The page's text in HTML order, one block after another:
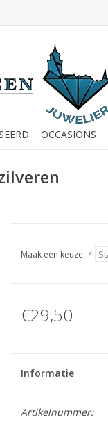
OCCASIONS
Maak een keuze: *
€29,50
Informatie
Artikelnummer: